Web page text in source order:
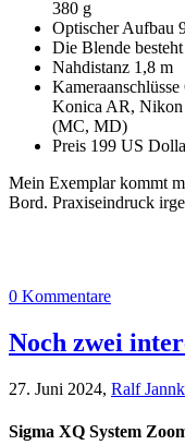
380 g
Optischer Aufbau
Die Blende
Nahdistanz 1,8 m
Konica AR, Nikon
(MC, MD)
Preis 199 US
Mein Exemplar kommt
Bord. Praxiseindruck
0 Kommentare
Noch zwei
27. Juni 2024, Ralf
Sigma XQ System